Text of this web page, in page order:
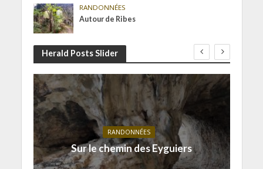
RANDONNÉES
Autour de Ribes
Herald Posts Slider
RANDONNÉES
Sur le chemin des Eyguiers